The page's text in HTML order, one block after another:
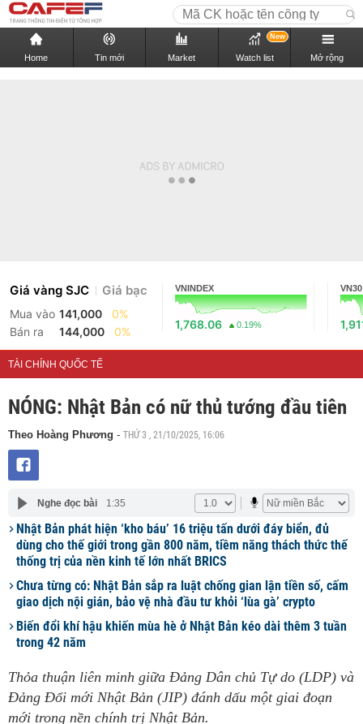
Home Tin mới Market Watch list
New
Mở rộng
Giá vàng SJC Giá bạc
Mua vào 141,000
0%
Bán ra
144,000 0%
VNINDEX
1,768.06 0.19%
VN30
TÀI CHÍNH QUỐC TẾ
NÓNG: Nhật Bản có nữ thủ tướng đầu tiên
Theo Hoàng Phương - THỨ 3 , 21/10/2025, 16:06
Nghe đọc bài 1:35
Nhật Bản phát hiện ‘kho báu’ 16 triệu tấn dưới đáy biển, đủ
dùng cho thế giới trong gần 800 năm, tiềm năng thách thức thế
thống trị của nền kinh tế lớn nhất BRICS
Chưa từng có: Nhật Bản sắp ra luật chống gian lận tiền số, cấm
giao dịch nội gián, bảo vệ nhà đầu tư khỏi ‘lùa gà’ crypto
Biến đổi khí hậu khiến mùa hè ở Nhật Bản kéo dài thêm 3 tuần
trong 42 năm
Thỏa thuận liên minh giữa Đảng Dân chủ Tự do (LDP) và
Đảng Đổi mới Nhật Bản (JIP) đánh dấu một giai đoạn
mới trong nền chính trị Nhật Bản.